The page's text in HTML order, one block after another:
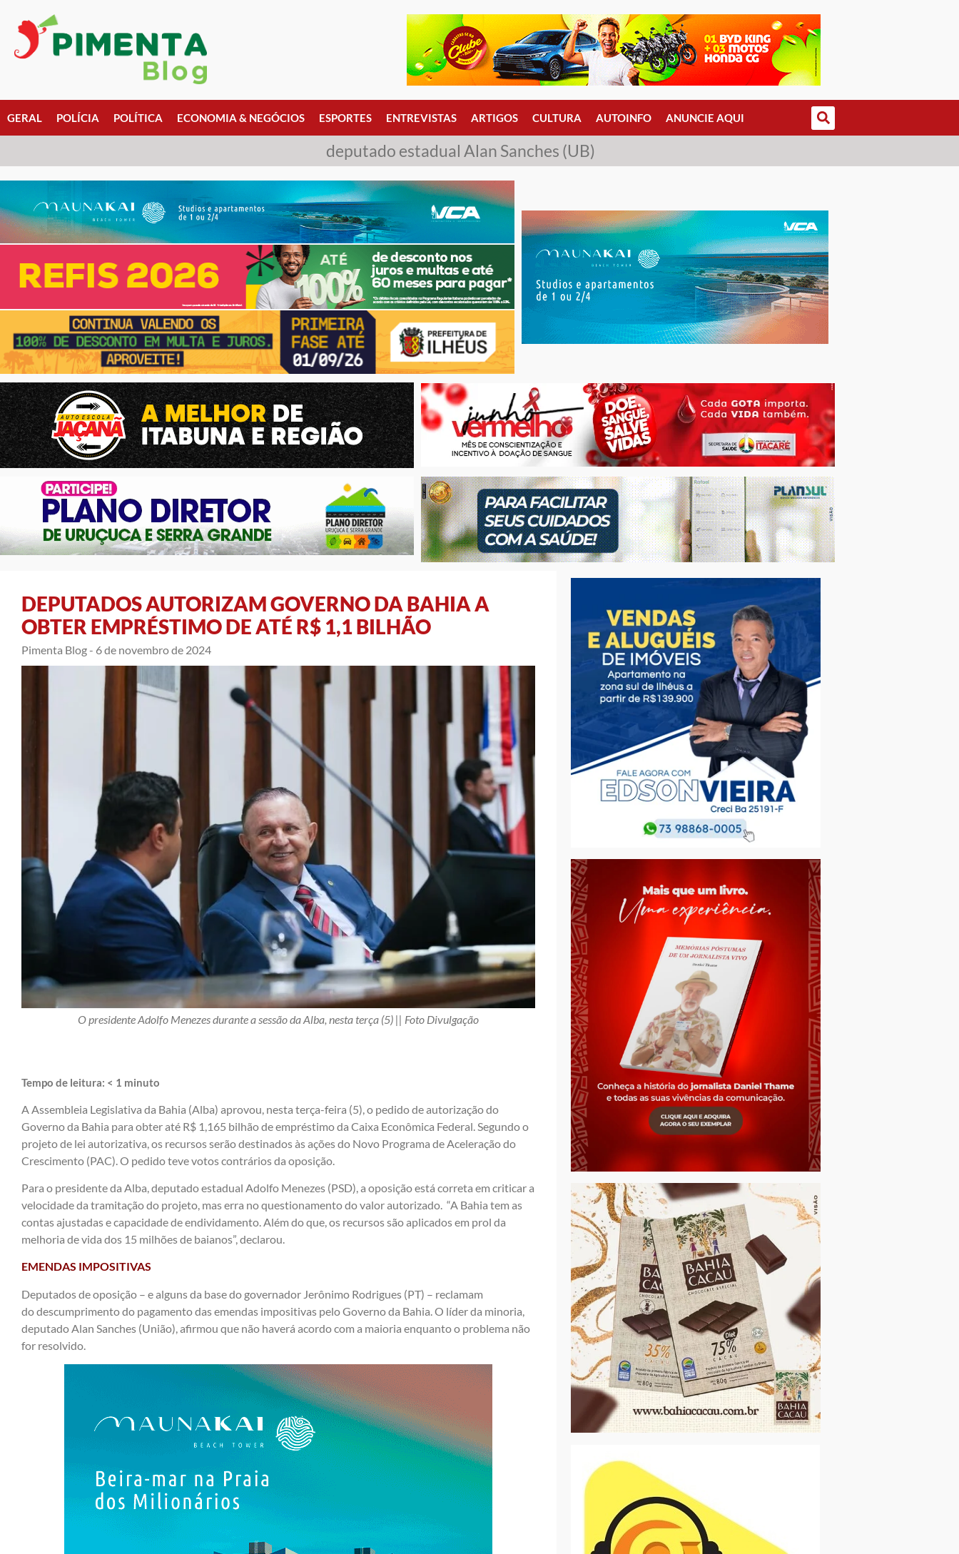
GERAL POLÍCIA POLÍTICA ECONOMIA & NEGÓCIOS ESPORTES ENTREVISTAS ARTIGOS CULTURA AUTOINFO ANUNCIE AQUI
deputado estadual Alan Sanches (UB)
DEPUTADOS AUTORIZAM GOVERNO DA BAHIA A
OBTER EMPRÉSTIMO DE ATÉ R$ 1,1 BILHÃO
Pimenta Blog - 6 de novembro de 2024
O presidente Adolfo Menezes durante a sessão da Alba, nesta terça (5) || Foto Divulgação
Tempo de leitura: < 1 minuto
A Assembleia Legislativa da Bahia (Alba) aprovou, nesta terça-feira (5), o pedido de autorização do
Governo da Bahia para obter até R$ 1,165 bilhão de empréstimo da Caixa Econômica Federal. Segundo o
projeto de lei autorizativa, os recursos serão destinados às ações do Novo Programa de Aceleração do
Crescimento (PAC). O pedido teve votos contrários da oposição.
Para o presidente da Alba, deputado estadual Adolfo Menezes (PSD), a oposição está correta em criticar a
velocidade da tramitação do projeto, mas erra no questionamento do valor autorizado. “A Bahia tem as
contas ajustadas e capacidade de endividamento. Além do que, os recursos são aplicados em prol da
melhoria de vida dos 15 milhões de baianos”, declarou.
EMENDAS IMPOSITIVAS
Deputados de oposição – e alguns da base do governador Jerônimo Rodrigues (PT) – reclamam
do descumprimento do pagamento das emendas impositivas pelo Governo da Bahia. O líder da minoria,
deputado Alan Sanches (União), afirmou que não haverá acordo com a maioria enquanto o problema não
for resolvido.